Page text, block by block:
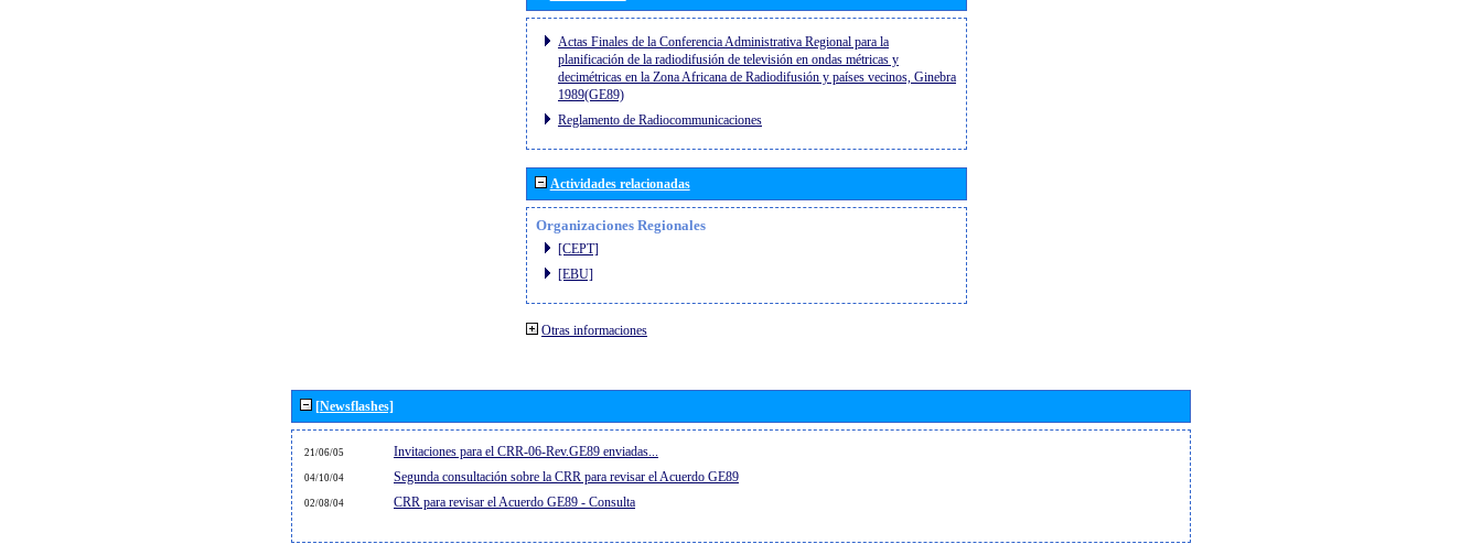
Actas Finales de la Conferencia Administrativa Regional para la
planificación de la radiodifusión de televisión en ondas métricas y
decimétricas en la Zona Africana de Radiodifusión y países vecinos, Ginebra
1989(GE89)
Reglamento de Radiocommunicaciones
Actividades relacionadas
Organizaciones Regionales
[CEPT]
[EBU]
Otras informaciones
[Newsflashes]
21/06/05 Invitaciones para el CRR-06-Rev.GE89 enviadas...
04/10/04 Segunda consultación sobre la CRR para revisar el Acuerdo GE89
02/08/04 CRR para revisar el Acuerdo GE89 - Consulta